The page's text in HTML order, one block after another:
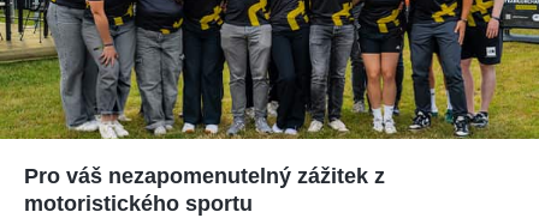
Pro váš nezapomenutelný zážitek z
motoristického sportu